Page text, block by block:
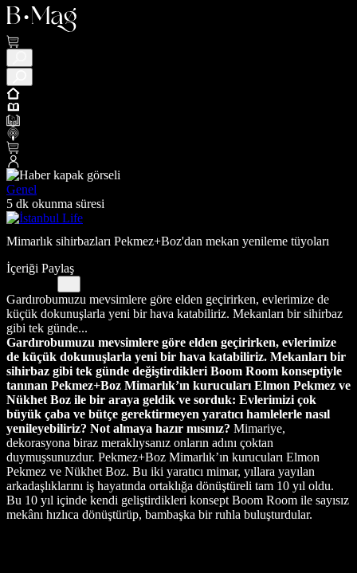
Genel
5 dk okunma süresi
Mimarlık sihirbazları Pekmez+Boz'dan mekan yenileme tüyoları
İçeriği Paylaş
Gardırobumuzu mevsimlere göre elden geçirirken, evlerimize de
küçük dokunuşlarla yeni bir hava katabiliriz. Mekanları bir sihirbaz
gibi tek günde...
Gardırobumuzu mevsimlere göre elden geçirirken, evlerimize
de küçük dokunuşlarla yeni bir hava katabiliriz. Mekanları bir
sihirbaz gibi tek günde değiştirdikleri Boom Room konseptiyle
tanınan Pekmez+Boz Mimarlık’ın kurucuları Elmon Pekmez ve
Nükhet Boz ile bir araya geldik ve sorduk: Evlerimizi çok
büyük çaba ve bütçe gerektirmeyen yaratıcı hamlelerle nasıl
yenileyebiliriz? Not almaya hazır mısınız? Mimariye,
dekorasyona biraz meraklıysanız onların adını çoktan
duymuşsunuzdur. Pekmez+Boz Mimarlık’ın kurucuları Elmon
Pekmez ve Nükhet Boz. Bu iki yaratıcı mimar, yıllara yayılan
arkadaşlıklarını iş hayatında ortaklığa dönüştüreli tam 10 yıl oldu.
Bu 10 yıl içinde kendi geliştirdikleri konsept Boom Room ile sayısız
mekânı hızlıca dönüştürüp, bambaşka bir ruhla buluşturdular.